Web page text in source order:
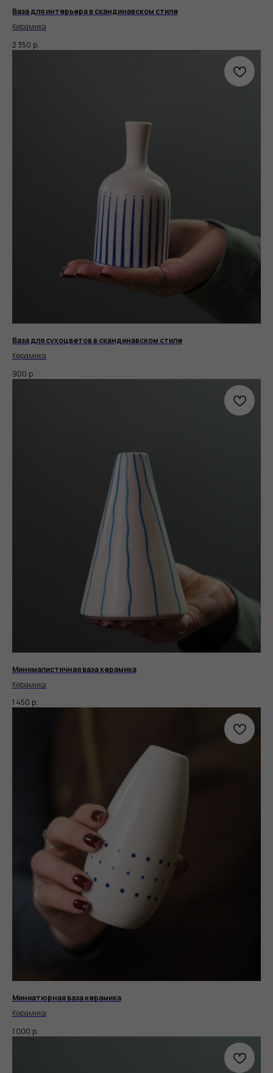
Ваза для интерьера в скандинавском стиле
Керамика
2 350 р.
Ваза для сухоцветов в скандинавском стиле
Керамика
900 р.
Минималистичная ваза керамика
Керамика
1 450 р.
Миниатюрная ваза керамика
Керамика
1 000 р.